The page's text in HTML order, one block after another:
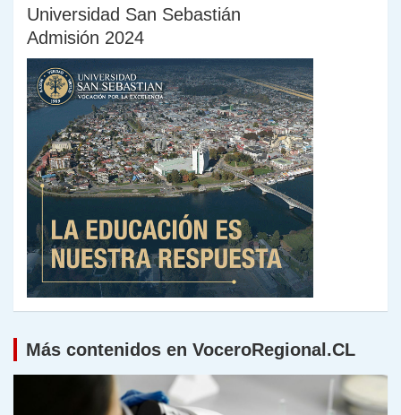
Universidad San Sebastián
Admisión 2024
Más contenidos en VoceroRegional.CL